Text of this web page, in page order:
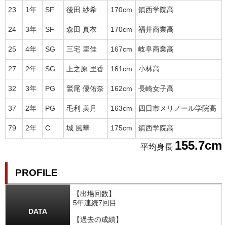
23 1年 SF 後田 紗希 170cm 鎮西学院高
24 3年 SF 森田 真衣 170cm 福井商業高
25 4年 SG 三宅 里佳 167cm 岐阜商業高
27 2年 SG 上之原 里香 161cm 小林高
32 3年 PG 鷲尾 優佑奈 162cm 長崎女子高
37 2年 PG 毛利 美月 163cm 四日市メリノール学院高
79 2年 C 城 風華 175cm 鎮西学院高
平均身長 155.7cm
PROFILE
DATA
【出場回数】
5年連続7回目
【過去の成績】